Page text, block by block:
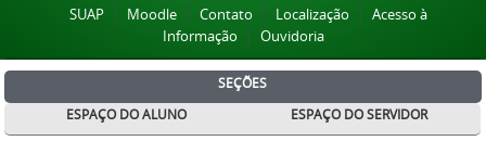
SUAP Moodle Contato Localização
Acesso à
Informação
Ouvidoria
SEÇÕES
ESPAÇO DO ALUNO
ESPAÇO DO SERVIDOR